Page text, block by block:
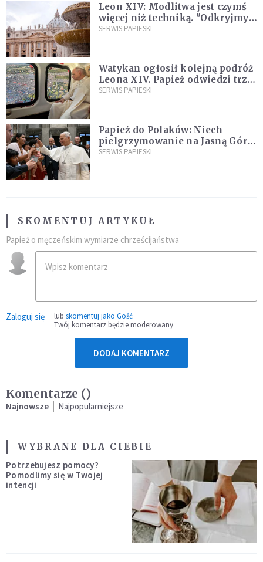
Leon XIV: Modlitwa jest czymś
więcej niż techniką. "Odkryjmy
ją na nowo"
SERWIS PAPIESKI
Watykan ogłosił kolejną podróż
Leona XIV. Papież odwiedzi trzy
kraje Ameryki Południowej
SERWIS PAPIESKI
Papież do Polaków: Niech
pielgrzymowanie na Jasną Górę
umocni wiarę i nadzieję
SERWIS PAPIESKI
SKOMENTUJ ARTYKUŁ
Papież o męczeńskim wymiarze chrześcijaństwa
Zaloguj się lub skomentuj jako Gość
Twój komentarz będzie moderowany
DODAJ KOMENTARZ
Komentarze ()
Najnowsze Najpopularniejsze
WYBRANE DLA CIEBIE
Potrzebujesz pomocy?
Pomodlimy się w Twojej
intencji